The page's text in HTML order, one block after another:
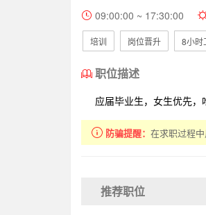
09:00:00 ~ 17:30:00
培训 岗位晋升 8小时
职位描述
应届毕业生，女生优先，
防骗提醒： 在求职过程
推荐职位